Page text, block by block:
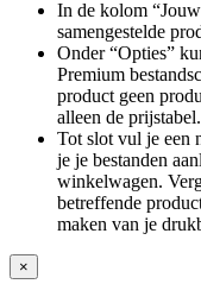
In de kolom
samengestelde
Onder “Opties”
Premium
product geen
alleen de prijstabel.
Tot slot vul je een
je je bestanden
winkelwagen.
betreffende
maken van je
×